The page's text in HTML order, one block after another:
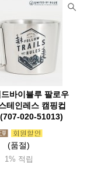
하이드라팩
하임플래닛
헬로닷 헬리녹스
바이블루 팔로우
테인레스 캠핑컵
020-51013)
(품절)
1% 적립